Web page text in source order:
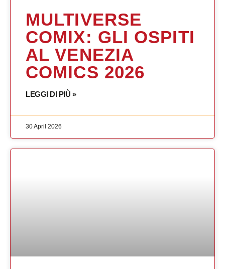
MULTIVERSE
COMIX: GLI OSPITI
AL VENEZIA
COMICS 2026
LEGGI DI PIÙ »
30 April 2026